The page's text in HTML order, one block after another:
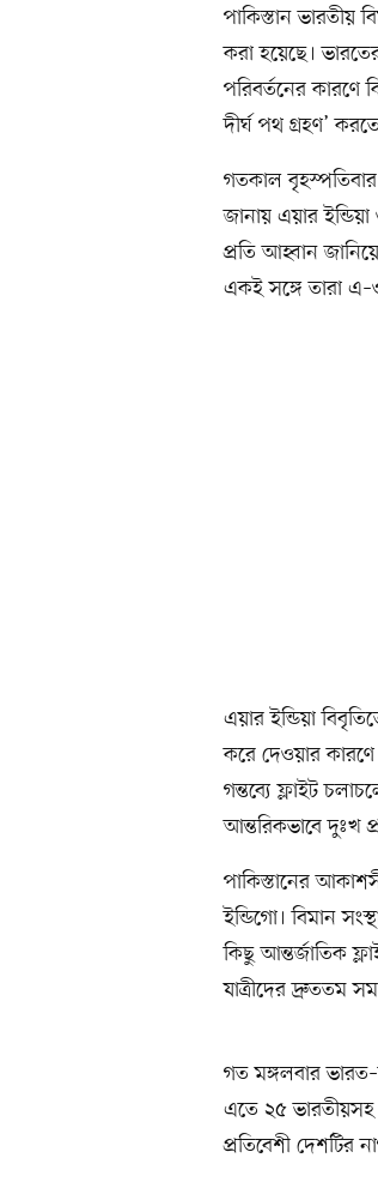
পাকিস্তান ভারতীয়
করা হয়েছে।
পরিবর্তনের কারণে
দীর্ঘ পথ গ্রহণ’
গতকাল
জানায় এয়ার
প্রতি আহ্বান
একই সঙ্গে তারা
এয়ার ইন্ডিয়া
করে দেওয়ার কারণে
গন্তব্যে ফ্লাইট
আন্তরিকভাবে দুঃখ
পাকিস্তানের
ইন্ডিগো। বিমান
কিছু আন্তর্জাতিক
যাত্রীদের দ্রুততম
গত মঙ্গলবার
এতে ২৫
প্রতিবেশী দেশটির